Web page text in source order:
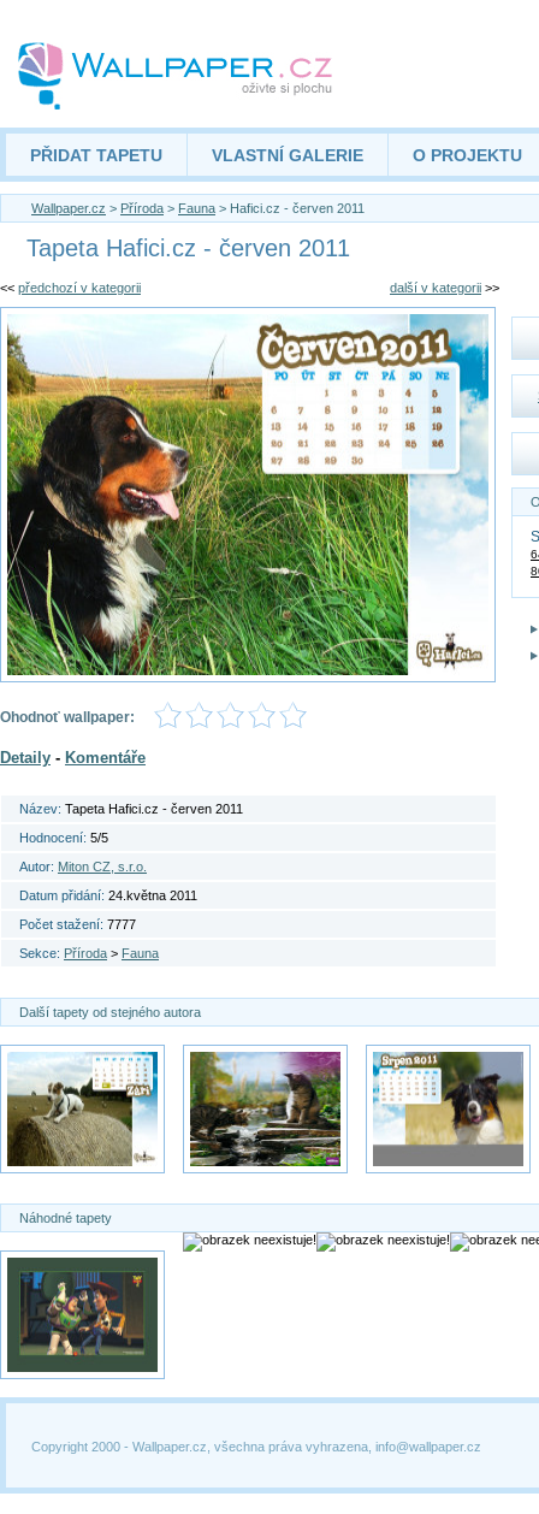
PŘIDAT TAPETU VLASTNÍ GALERIE O PROJEKTU
Wallpaper.cz > Příroda > Fauna > Hafici.cz - červen 2011
Tapeta Hafici.cz - červen 2011
<< předchozí v kategorii další v kategorii >>
Ohodnoť wallpaper:
Detaily - Komentáře
Název: Tapeta Hafici.cz - červen 2011
Hodnocení: 5/5
Autor: Miton CZ, s.r.o.
Datum přidání: 24.května 2011
Počet stažení: 7777
Sekce: Příroda > Fauna
Další tapety od stejného autora
Náhodné tapety
Copyright 2000 - Wallpaper.cz, všechna práva vyhrazena, info@wallpaper.cz